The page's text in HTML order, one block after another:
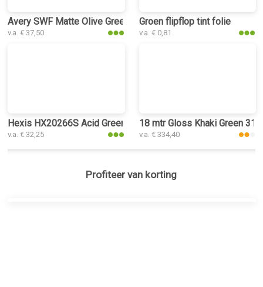
Avery SWF Matte Olive Green car wrap folie
v.a. € 37,50
Groen flipflop tint folie
v.a. € 0,81
Hexis HX20266S Acid Green Satin car wrap folie
v.a. € 32,25
18 mtr Gloss Khaki Green
v.a. € 334,40
Profiteer van korting